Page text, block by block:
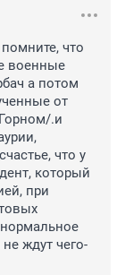
что
военные
а потом
от
.и
что у
который
при
ждут чего-